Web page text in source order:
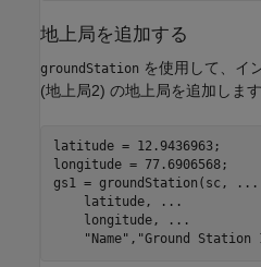
地上局を追加する
groundStation を使用して、イ
(地上局2) の地上局を追加します
latitude =
longitude =
gs1 = groundStation(sc,
...
    latitude,
...
    longitude,
...
"Name" , "Ground Station